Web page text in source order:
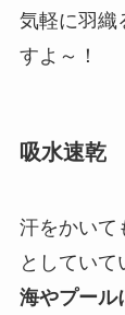
気軽に羽織
すよ～！
吸水速乾
汗をかいて
としていて
海やプール